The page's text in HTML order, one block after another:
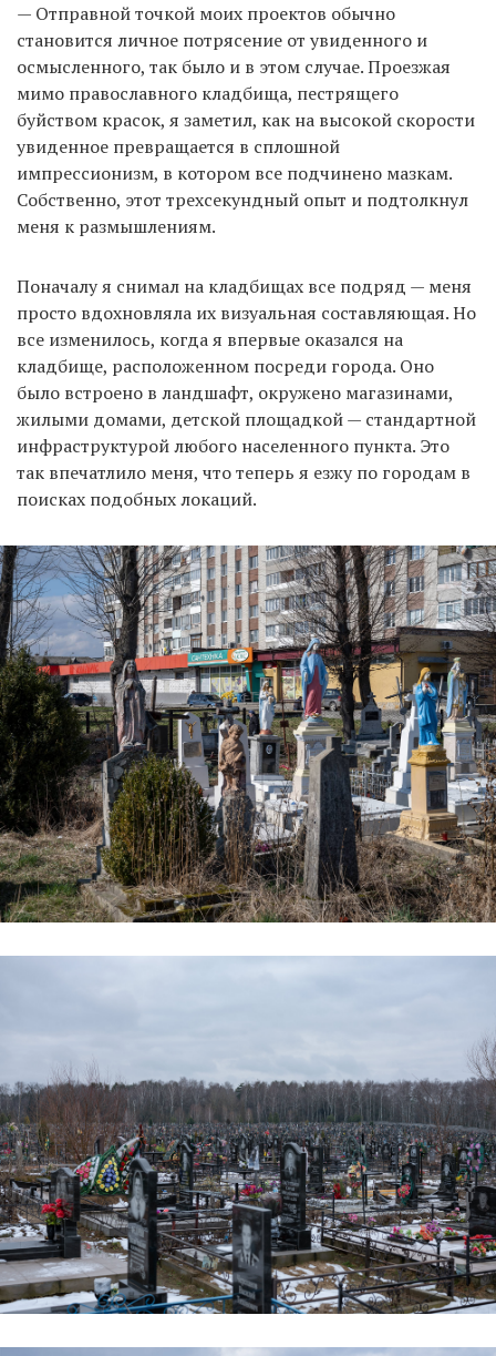
— Отправной точкой моих проектов обычно
становится личное потрясение от увиденного и
осмысленного, так было и в этом случае. Проезжая
мимо православного кладбища, пестрящего
буйством красок, я заметил, как на высокой скорости
увиденное превращается в сплошной
импрессионизм, в котором все подчинено мазкам.
Собственно, этот трехсекундный опыт и подтолкнул
меня к размышлениям.
Поначалу я снимал на кладбищах все подряд — меня
просто вдохновляла их визуальная составляющая. Но
все изменилось, когда я впервые оказался на
кладбище, расположенном посреди города. Оно
было встроено в ландшафт, окружено магазинами,
жилыми домами, детской площадкой — стандартной
инфраструктурой любого населенного пункта. Это
так впечатлило меня, что теперь я езжу по городам в
поисках подобных локаций.